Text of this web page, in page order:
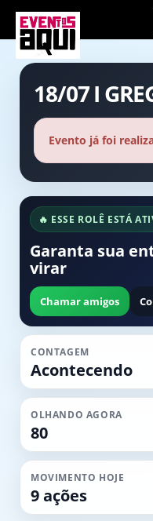
18/07 I
Evento já foi
🔥 ESSE ROLÊ ESTÁ
Garanta sua
virar
Chamar amigos
CONTAGEM
Acontecendo
OLHANDO AGORA
80
MOVIMENTO HOJE
9 ações